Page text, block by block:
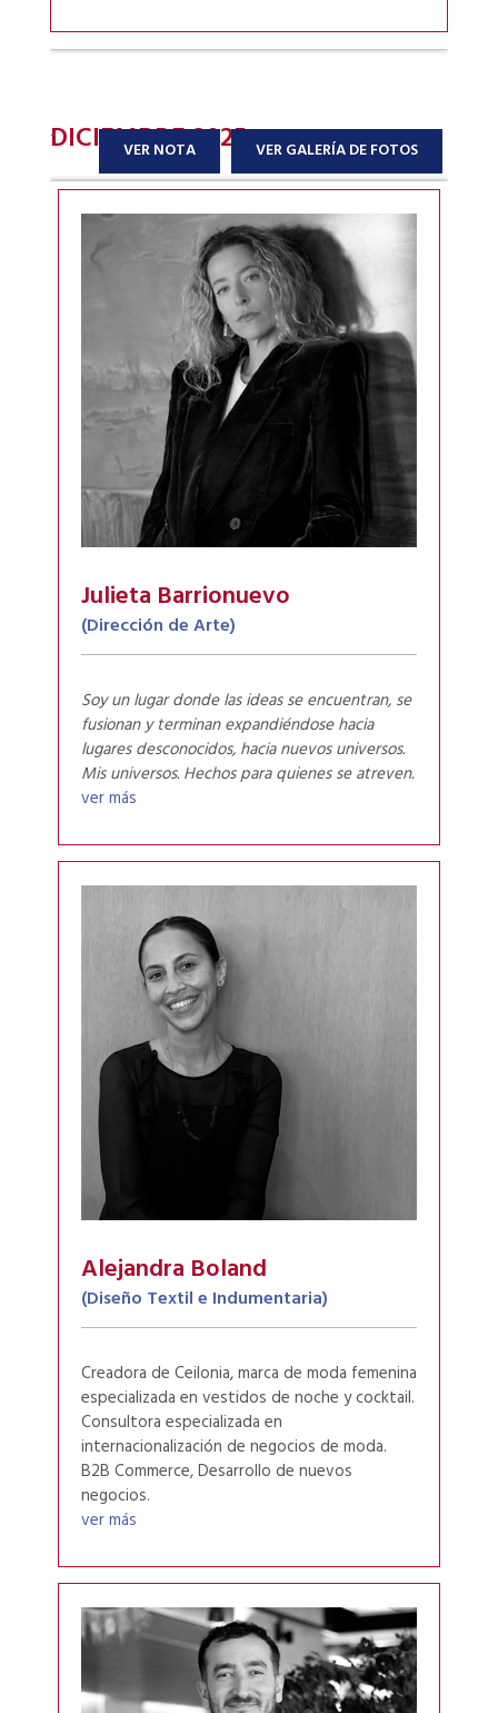
DICIEMBRE 2025 VER GALERÍA DE FOTOS
-
VER NOTA
Julieta Barrionuevo
(Dirección de Arte)
Soy un lugar donde las ideas se encuentran, se
fusionan y terminan expandiéndose hacia
lugares desconocidos, hacia nuevos universos.
Mis universos. Hechos para quienes se atreven.
ver más
Alejandra Boland
(Diseño Textil e Indumentaria)
Creadora de Ceilonia, marca de moda femenina
especializada en vestidos de noche y cocktail.
Consultora especializada en
internacionalización de negocios de moda.
B2B Commerce, Desarrollo de nuevos
negocios.
ver más